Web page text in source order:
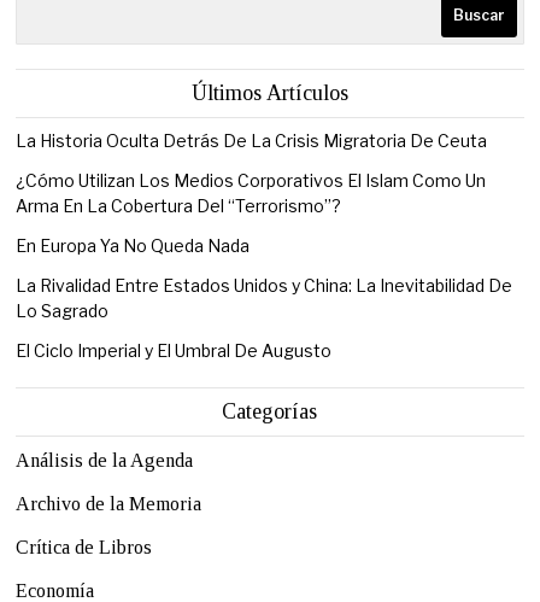
Buscar
Últimos Artículos
La Historia Oculta Detrás De La Crisis Migratoria De Ceuta
¿Cómo Utilizan Los Medios Corporativos El Islam Como Un
Arma En La Cobertura Del “Terrorismo”?
En Europa Ya No Queda Nada
La Rivalidad Entre Estados Unidos y China: La Inevitabilidad De
Lo Sagrado
El Ciclo Imperial y El Umbral De Augusto
Categorías
Análisis de la Agenda
Archivo de la Memoria
Crítica de Libros
Economía